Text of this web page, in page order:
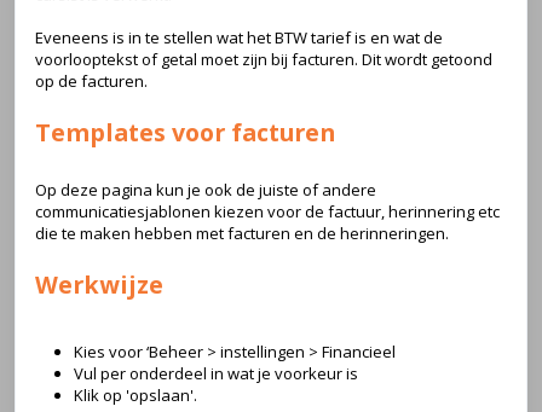
Eveneens is in te stellen wat het BTW tarief is en wat de
voorlooptekst of getal moet zijn bij facturen. Dit wordt getoond
op de facturen.
Templates voor facturen
Op deze pagina kun je ook de juiste of andere
communicatiesjablonen kiezen voor de factuur, herinnering etc
die te maken hebben met facturen en de herinneringen.
Werkwijze
Kies voor ‘Beheer > instellingen > Financieel
Vul per onderdeel in wat je voorkeur is
Klik op 'opslaan'.